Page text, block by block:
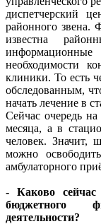
диспетчерский
районного звена.
известна
информационные
необходимости
клиники. То есть
обследованным,
начать лечение в
Сейчас очередь на
месяца, а в
человек. Значит,
можно
амбулаторного
- Каково сейчас
бюджетного
деятельности?